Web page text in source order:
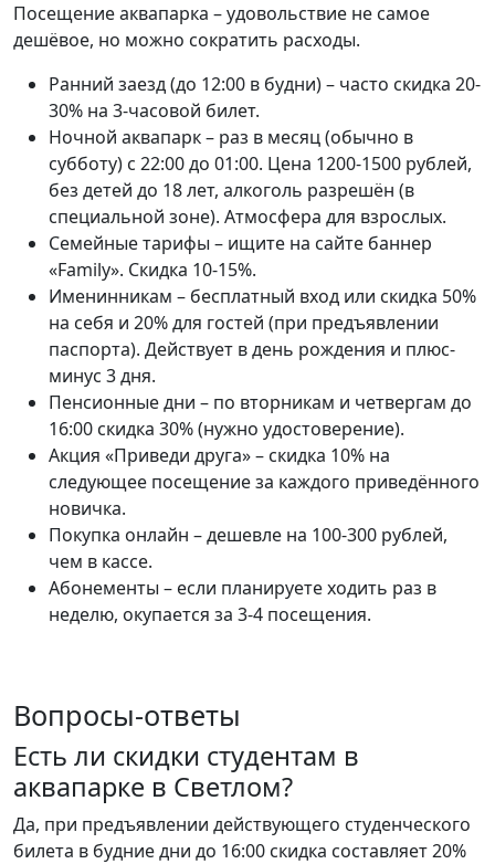
Посещение аквапарка – удовольствие не самое
дешёвое, но можно сократить расходы.
Ранний заезд (до 12:00 в будни) – часто скидка 20-
30% на 3-часовой билет.
Ночной аквапарк – раз в месяц (обычно в
субботу) с 22:00 до 01:00. Цена 1200-1500 рублей,
без детей до 18 лет, алкоголь разрешён (в
специальной зоне). Атмосфера для взрослых.
Семейные тарифы – ищите на сайте баннер
«Family». Скидка 10-15%.
Именинникам – бесплатный вход или скидка 50%
на себя и 20% для гостей (при предъявлении
паспорта). Действует в день рождения и плюс-
минус 3 дня.
Пенсионные дни – по вторникам и четвергам до
16:00 скидка 30% (нужно удостоверение).
Акция «Приведи друга» – скидка 10% на
следующее посещение за каждого приведённого
новичка.
Покупка онлайн – дешевле на 100-300 рублей,
чем в кассе.
Абонементы – если планируете ходить раз в
неделю, окупается за 3-4 посещения.
Вопросы-ответы
Есть ли скидки студентам в
аквапарке в Светлом?
Да, при предъявлении действующего студенческого
билета в будние дни до 16:00 скидка составляет 20%